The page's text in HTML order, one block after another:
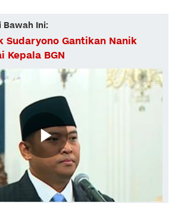
Bawah Ini:
Sudaryono Gantikan Nanik
Kepala BGN